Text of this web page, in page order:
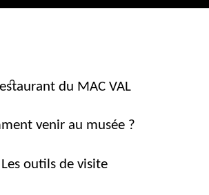
du MAC VAL
venir au musée ?
Les outils de visite